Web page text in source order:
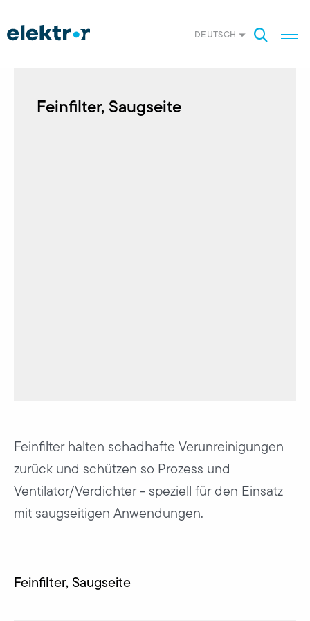
DEUTSCH
Feinfilter, Saugseite
Feinfilter halten schadhafte Verunreinigungen
zurück und schützen so Prozess und
Ventilator/Verdichter - speziell für den Einsatz
mit saugseitigen Anwendungen.
Feinfilter, Saugseite